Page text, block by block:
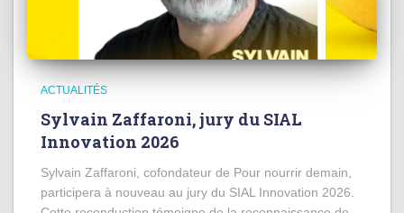
ACTUALITÉS
Sylvain Zaffaroni, jury du SIAL
Innovation 2026
Sylvain Zaffaroni, cofondateur de Pour nourrir demain,
participera à nouveau au jury du SIAL Innovation 2026.